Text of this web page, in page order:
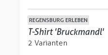
REGENSBURG ERLEBEN
T-Shirt 'Bruckmandl'
2 Varianten